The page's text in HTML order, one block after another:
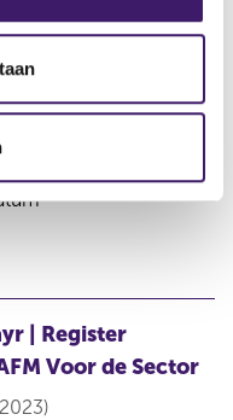
naam
van Hattem;
Kamperzeedijk 54,
| Register
Voor de Sector